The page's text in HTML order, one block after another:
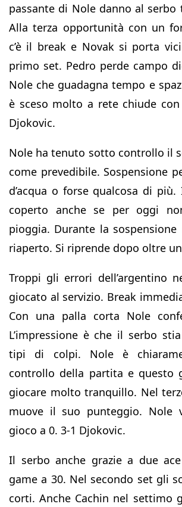
passante di Nole danno al serbo
Alla terza opportunità con un
c’è il break e Novak si porta
primo set. Pedro perde campo
Nole che guadagna tempo e
è sceso molto a rete chiude
Djokovic.
Nole ha tenuto sotto controllo il
come prevedibile. Sospensione
d’acqua o forse qualcosa di
coperto anche se per oggi
pioggia. Durante la
riaperto. Si riprende dopo oltre
Troppi gli errori dell’argentino
giocato al servizio. Break
Con una palla corta Nole
L’impressione è che il serbo
tipi di colpi. Nole è
controllo della partita e questo
giocare molto tranquillo. Nel
muove il suo punteggio. Nole
gioco a 0. 3-1 Djokovic.
Il serbo anche grazie a due
game a 30. Nel secondo set gli
corti. Anche Cachin nel settimo